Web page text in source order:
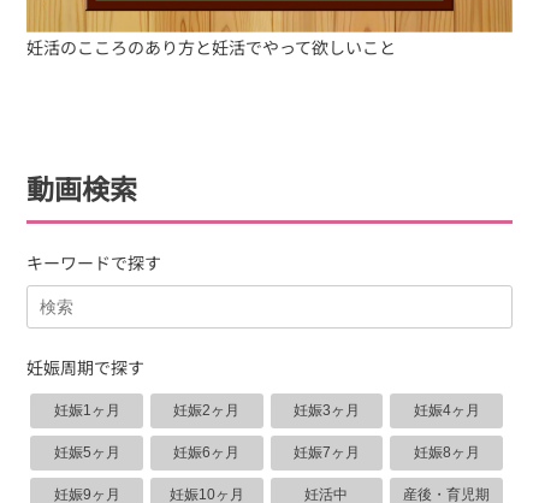
妊活のこころのあり方と妊活でやって欲しいこと
動画検索
キーワードで探す
妊娠周期で探す
妊娠1ヶ月 妊娠2ヶ月 妊娠3ヶ月 妊娠4ヶ月
妊娠5ヶ月 妊娠6ヶ月 妊娠7ヶ月 妊娠8ヶ月
妊娠9ヶ月 妊娠10ヶ月 妊活中 産後・育児期